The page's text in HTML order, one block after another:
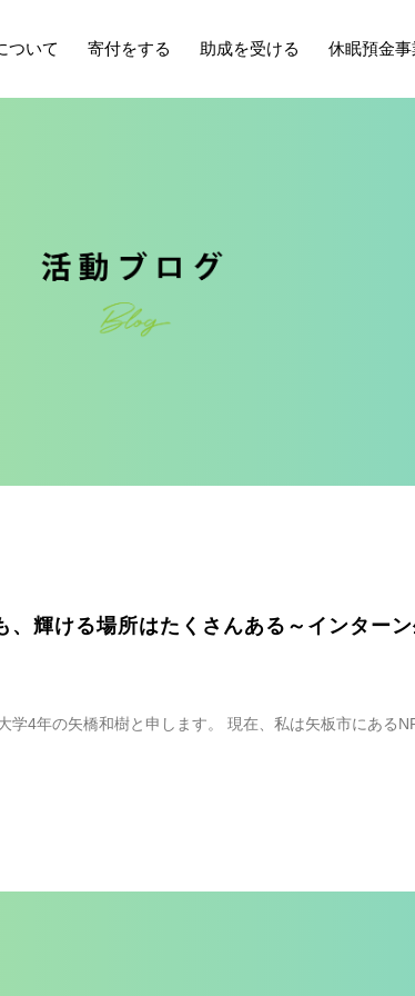
ついて 寄付をする 助成を受ける 休眠預金事
、輝ける場所はたくさんある～インタ
学4年の矢橋和樹と申します。 現在、私は矢板市にある